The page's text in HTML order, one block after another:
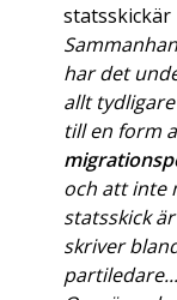
statsskickär
har det
allt
till en form
och att inte
statsskick
skriver